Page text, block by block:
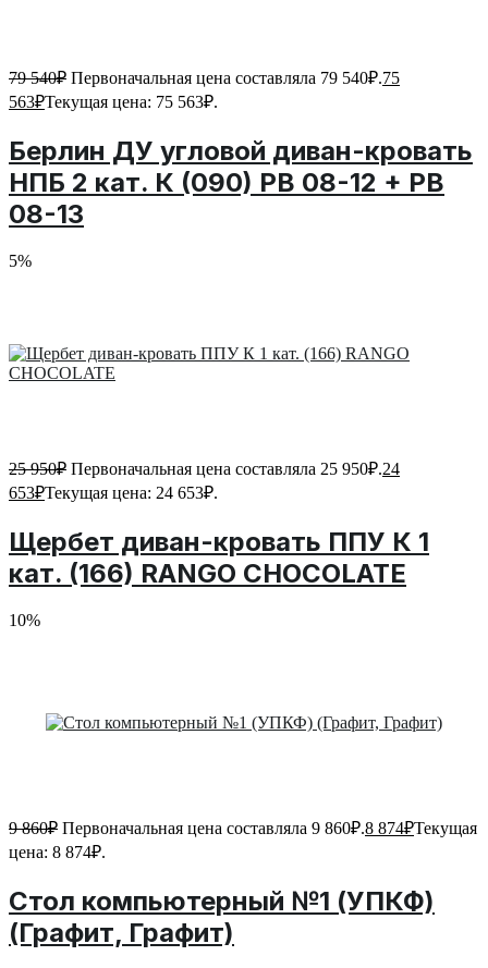
79 540₽ Первоначальная цена составляла 79 540₽.75
563₽Текущая цена: 75 563₽.
Берлин ДУ угловой диван-кровать
НПБ 2 кат. К (090) PB 08-12 + PB
08-13
5%
25 950₽ Первоначальная цена составляла 25 950₽.24
653₽Текущая цена: 24 653₽.
Щербет диван-кровать ППУ К 1
кат. (166) RANGO CHOCOLATE
10%
9 860₽ Первоначальная цена составляла 9 860₽.8 874₽Текущая
цена: 8 874₽.
Стол компьютерный №1 (УПКФ)
(Графит, Графит)